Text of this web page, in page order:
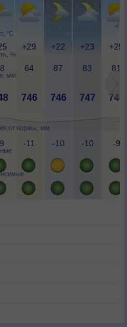
°C
%
мм
от нормы, мм
+29 +22 +23 +25
64 87 83 81
746 746 747 748
-11 -10 -10 -9